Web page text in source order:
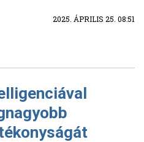
2025. ÁPRILIS 25. 08:51